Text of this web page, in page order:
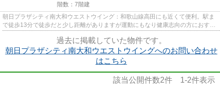
階数：7階建
朝日プラザシティ南大和ウエストウイング：和歌山線高田にも近くて便利。駅ま
で徒歩13分で徒歩だと少し距離がありますが運動にもなり健康志向の方におすす
過去に掲載していた物件です。
朝日プラザシティ南大和ウエストウイングへのお問い合わせ
はこちら
該当公開件数2件 1-2件表示